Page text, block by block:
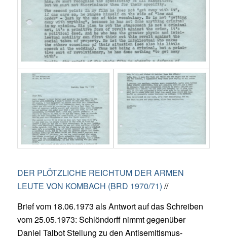
DER PLÖTZLICHE REICHTUM DER ARMEN
LEUTE VON KOMBACH (BRD 1970/71) //
Brief vom 18.06.1973 als Antwort auf das Schreiben
vom 25.05.1973: Schlöndorff nimmt gegenüber
Daniel Talbot Stellung zu den Antisemitismus-